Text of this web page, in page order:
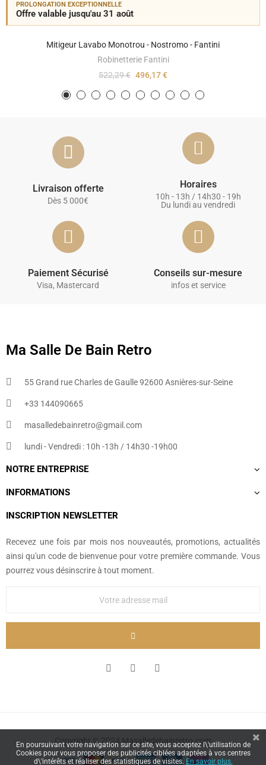
PROLONGATION EXCEPTIONNELLE
Offre valable jusqu'au 31 août
Mitigeur Lavabo Monotrou - Nostromo - Fantini
Robinetterie Fantini
522,29 € 496,17 €
Livraison offerte
Dès 5 000€
Horaires
10h - 13h / 14h30 - 19h
Du lundi au vendredi
Paiement Sécurisé
Visa, Mastercard
Conseils sur-mesure
infos et service
Ma Salle De Bain Retro
55 Grand rue Charles de Gaulle 92600 Asnières-sur-Seine
+33 144090665​
masalledebainretro@gmail.com
lundi - Vendredi : 10h -13h / 14h30 -19h00
NOTRE ENTREPRISE
INFORMATIONS
INSCRIPTION NEWSLETTER
Recevez une fois par mois nos nouveautés, promotions, actualités
ainsi qu'un code de bienvenue pour votre première commande. Vous
pourrez vous désinscrire à tout moment.
Copyright © 2024 Masalledebainretro.com
En poursuivant votre navigation sur ce site, vous acceptez l\'utilisation de
Cookies pour vous proposer des publicités ciblées adaptées à vos centres
d\'intérêts et réaliser des statistiques de visites. En savoir plus.